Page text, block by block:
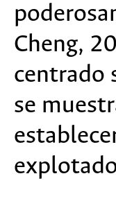
Cheng,
centrado
se